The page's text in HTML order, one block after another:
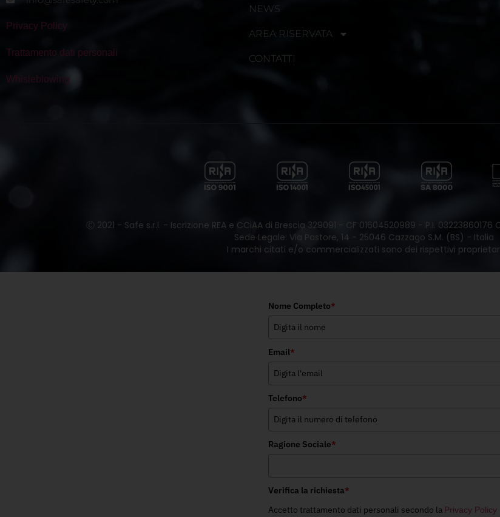
Privacy Policy
Trattamento dati personali
Whisleblowing
NEWS
AREA RISERVATA
CONTATTI
Ⓒ 2021 - Safe s.r.l. - Iscrizione REA e CCiAA di Brescia 329091 - CF 01604520989 - P.I.
Sede Legale: Via Pastore, 14 - 25046 Cazzago S.M. (BS) - Italia
I marchi citati e/o commercializzati sono dei rispettivi
Nome Completo*
Email*
Telefono*
Ragione Sociale*
Verifica la richiesta*
Accetto trattamento dati personali secondo la Privacy Policy